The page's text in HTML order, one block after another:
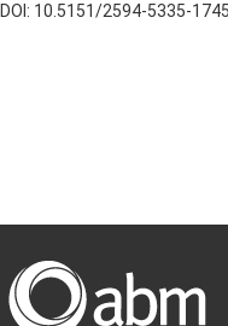
DOI: 10.5151/2594-5335-